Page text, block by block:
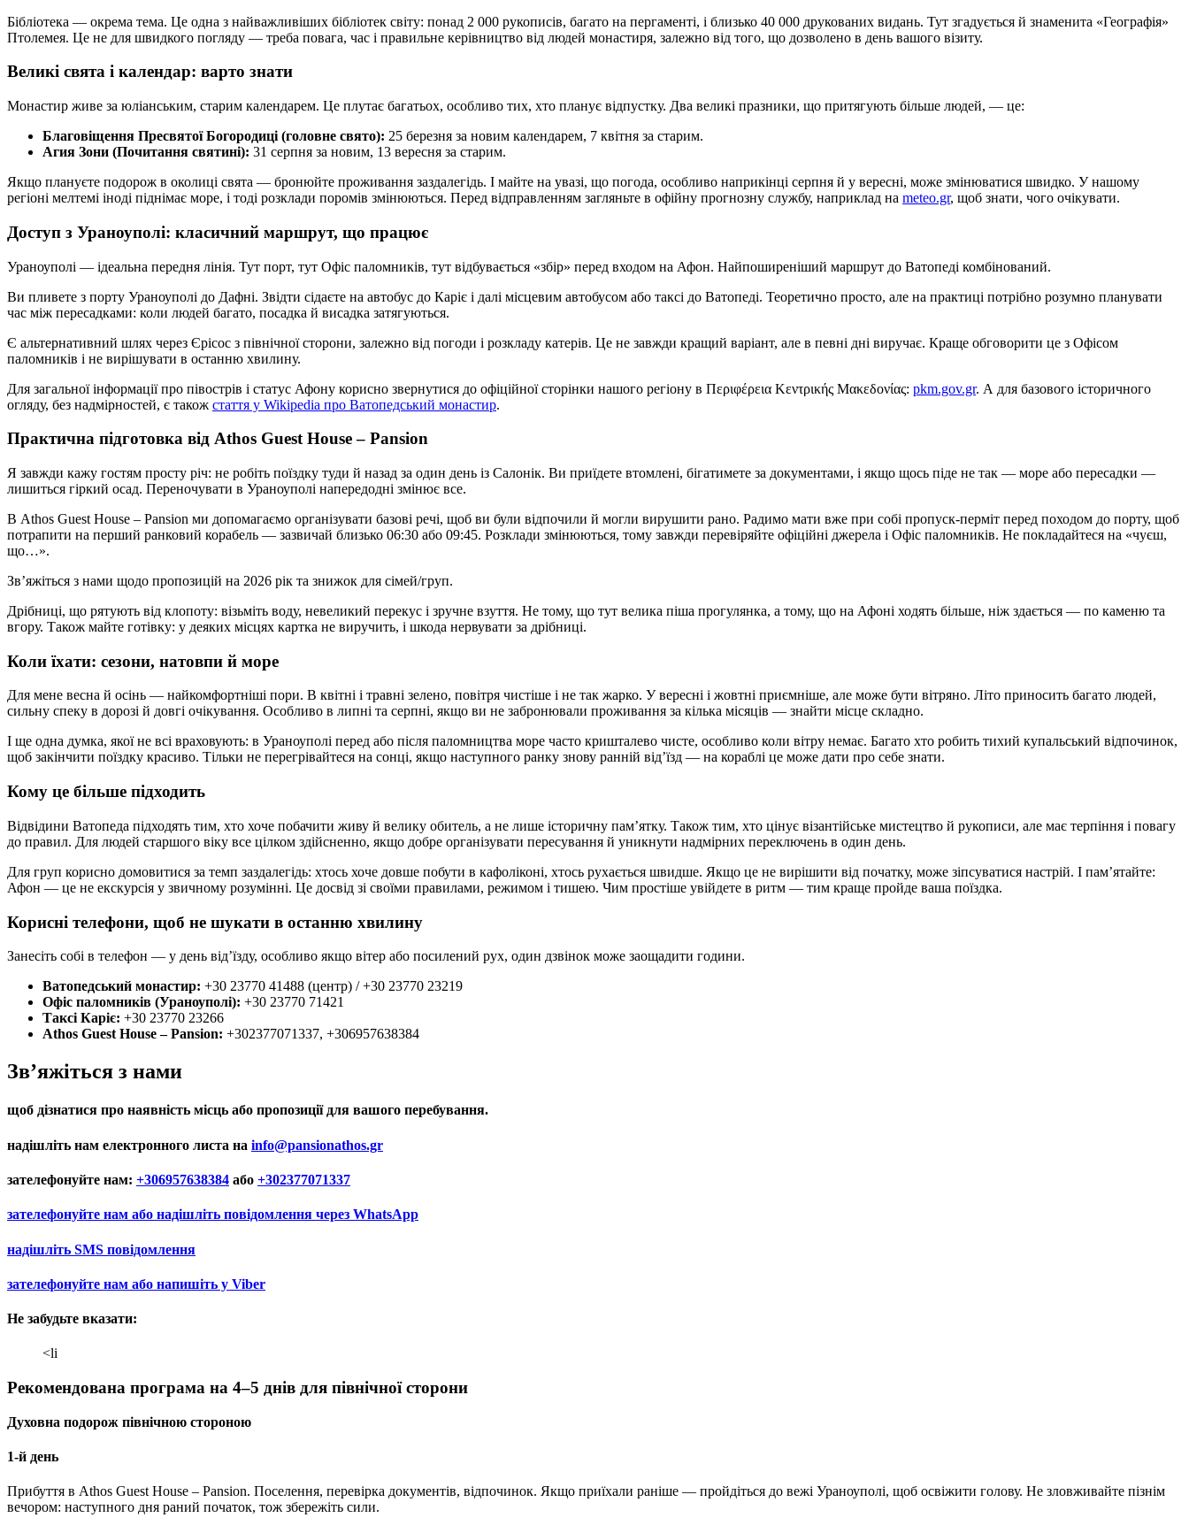
Бібліотека — окрема тема. Це одна з найважливіших бібліотек світу: понад 2 000 рукописів, багато на пергаменті, і близько 40 000 друкованих видань. Тут згадується й знаменита «Географія»
Птолемея. Це не для швидкого погляду — треба повага, час і правильне керівництво від людей монастиря, залежно від того, що дозволено в день вашого візиту.
Великі свята і календар: варто знати
Монастир живе за юліанським, старим календарем. Це плутає багатьох, особливо тих, хто планує відпустку. Два великі празники, що притягують більше людей, — це:
Благовіщення Пресвятої Богородиці (головне свято): 25 березня за новим календарем, 7 квітня за старим.
Агия Зони (Почитання святині): 31 серпня за новим, 13 вересня за старим.
Якщо плануєте подорож в околиці свята — бронюйте проживання заздалегідь. І майте на увазі, що погода, особливо наприкінці серпня й у вересні, може змінюватися швидко. У нашому
регіоні мелтемі іноді піднімає море, і тоді розклади поромів змінюються. Перед відправленням загляньте в офійну прогнозну службу, наприклад на meteo.gr, щоб знати, чого очікувати.
Доступ з Ураноуполі: класичний маршрут, що працює
Ураноуполі — ідеальна передня лінія. Тут порт, тут Офіс паломників, тут відбувається «збір» перед входом на Афон. Найпоширеніший маршрут до Ватопеді комбінований.
Ви пливете з порту Ураноуполі до Дафні. Звідти сідаєте на автобус до Каріє і далі місцевим автобусом або таксі до Ватопеді. Теоретично просто, але на практиці потрібно розумно планувати
час між пересадками: коли людей багато, посадка й висадка затягуються.
Є альтернативний шлях через Єрісос з північної сторони, залежно від погоди і розкладу катерів. Це не завжди кращий варіант, але в певні дні виручає. Краще обговорити це з Офісом
паломників і не вирішувати в останню хвилину.
Для загальної інформації про півострів і статус Афону корисно звернутися до офіційної сторінки нашого регіону в Περιφέρεια Κεντρικής Μακεδονίας: pkm.gov.gr. А для базового історичного
огляду, без надмірностей, є також стаття у Wikipedia про Ватопедський монастир.
Практична підготовка від Athos Guest House – Pansion
Я завжди кажу гостям просту річ: не робіть поїздку туди й назад за один день із Салонік. Ви приїдете втомлені, бігатимете за документами, і якщо щось піде не так — море або пересадки —
лишиться гіркий осад. Переночувати в Ураноуполі напередодні змінює все.
В Athos Guest House – Pansion ми допомагаємо організувати базові речі, щоб ви були відпочили й могли вирушити рано. Радимо мати вже при собі пропуск-перміт перед походом до порту, щоб
потрапити на перший ранковий корабель — зазвичай близько 06:30 або 09:45. Розклади змінюються, тому завжди перевіряйте офіційні джерела і Офіс паломників. Не покладайтеся на «чуєш,
що…».
Зв’яжіться з нами щодо пропозицій на 2026 рік та знижок для сімей/груп.
Дрібниці, що рятують від клопоту: візьміть воду, невеликий перекус і зручне взуття. Не тому, що тут велика піша прогулянка, а тому, що на Афоні ходять більше, ніж здається — по каменю та
вгору. Також майте готівку: у деяких місцях картка не виручить, і шкода нервувати за дрібниці.
Коли їхати: сезони, натовпи й море
Для мене весна й осінь — найкомфортніші пори. В квітні і травні зелено, повітря чистіше і не так жарко. У вересні і жовтні приємніше, але може бути вітряно. Літо приносить багато людей,
сильну спеку в дорозі й довгі очікування. Особливо в липні та серпні, якщо ви не забронювали проживання за кілька місяців — знайти місце складно.
І ще одна думка, якої не всі враховують: в Ураноуполі перед або після паломництва море часто кришталево чисте, особливо коли вітру немає. Багато хто робить тихий купальський відпочинок,
щоб закінчити поїздку красиво. Тільки не перегрівайтеся на сонці, якщо наступного ранку знову ранній від’їзд — на кораблі це може дати про себе знати.
Кому це більше підходить
Відвідини Ватопеда підходять тим, хто хоче побачити живу й велику обитель, а не лише історичну пам’ятку. Також тим, хто цінує візантійське мистецтво й рукописи, але має терпіння і повагу
до правил. Для людей старшого віку все цілком здійсненно, якщо добре організувати пересування й уникнути надмірних переключень в один день.
Для груп корисно домовитися за темп заздалегідь: хтось хоче довше побути в кафоліконі, хтось рухається швидше. Якщо це не вирішити від початку, може зіпсуватися настрій. І пам’ятайте:
Афон — це не екскурсія у звичному розумінні. Це досвід зі своїми правилами, режимом і тишею. Чим простіше увійдете в ритм — тим краще пройде ваша поїздка.
Корисні телефони, щоб не шукати в останню хвилину
Занесіть собі в телефон — у день від’їзду, особливо якщо вітер або посилений рух, один дзвінок може заощадити години.
Ватопедський монастир: +30 23770 41488 (центр) / +30 23770 23219
Офіс паломників (Ураноуполі): +30 23770 71421
Таксі Каріє: +30 23770 23266
Athos Guest House – Pansion: +302377071337, +306957638384
Зв’яжіться з нами
щоб дізнатися про наявність місць або пропозиції для вашого перебування.
надішліть нам електронного листа на info@pansionathos.gr
зателефонуйте нам: +306957638384 або +302377071337
зателефонуйте нам або надішліть повідомлення через WhatsApp
надішліть SMS повідомлення
зателефонуйте нам або напишіть у Viber
Не забудьте вказати:
<li
Рекомендована програма на 4–5 днів для північної сторони
Духовна подорож північною стороною
1-й день
Прибуття в Athos Guest House – Pansion. Поселення, перевірка документів, відпочинок. Якщо приїхали раніше — пройдіться до вежі Ураноуполі, щоб освіжити голову. Не зловживайте пізнім
вечором: наступного дня раний початок, тож збережіть сили.